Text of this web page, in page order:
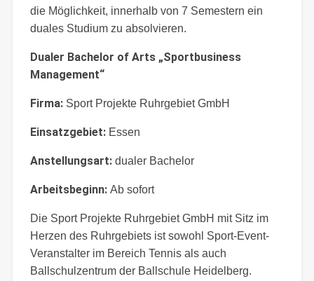
die Möglichkeit, innerhalb von 7 Semestern ein
duales Studium zu absolvieren.
Dualer Bachelor of Arts „Sportbusiness
Management“
Firma:Sport Projekte Ruhrgebiet GmbH
Einsatzgebiet:Essen
Anstellungsart:dualer Bachelor
Arbeitsbeginn:Ab sofort
Die Sport Projekte Ruhrgebiet GmbH mit Sitz im
Herzen des Ruhrgebiets ist sowohl Sport-Event-
Veranstalter im Bereich Tennis als auch
Ballschulzentrum der Ballschule Heidelberg.